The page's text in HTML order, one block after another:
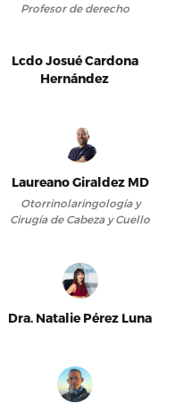
Profesor de derecho
Lcdo Josué Cardona
Hernández
Laureano Giraldez MD
Otorrinolaringología y
Cirugía de Cabeza y Cuello
Dra. Natalie Pérez Luna